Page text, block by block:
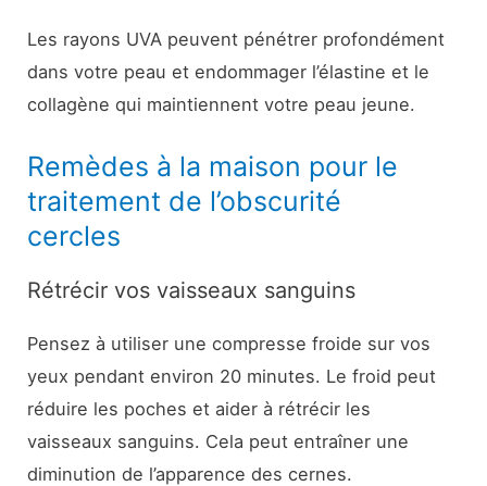
Les rayons UVA peuvent pénétrer profondément
dans votre peau et endommager l’élastine et le
collagène qui maintiennent votre peau jeune.
Remèdes à la maison pour le
traitement de l’obscurité
cercles
Rétrécir vos vaisseaux sanguins
Pensez à utiliser une compresse froide sur vos
yeux pendant environ 20 minutes. Le froid peut
réduire les poches et aider à rétrécir les
vaisseaux sanguins. Cela peut entraîner une
diminution de l’apparence des cernes.